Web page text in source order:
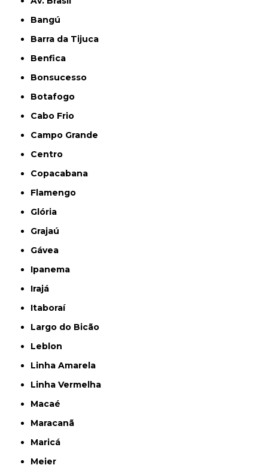
Bangú
Barra da Tijuca
Benfica
Bonsucesso
Botafogo
Cabo Frio
Campo Grande
Centro
Copacabana
Flamengo
Glória
Grajaú
Gávea
Ipanema
Irajá
Itaboraí
Largo do Bicão
Leblon
Linha Amarela
Linha Vermelha
Macaé
Maracanã
Maricá
Meier